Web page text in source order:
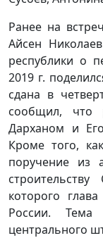
Ранее на
Айсен
республики о
2019 г.
сдана в
сообщил, что
Дарханом и
Кроме того,
поручение из
которого
России. Тема
центрального